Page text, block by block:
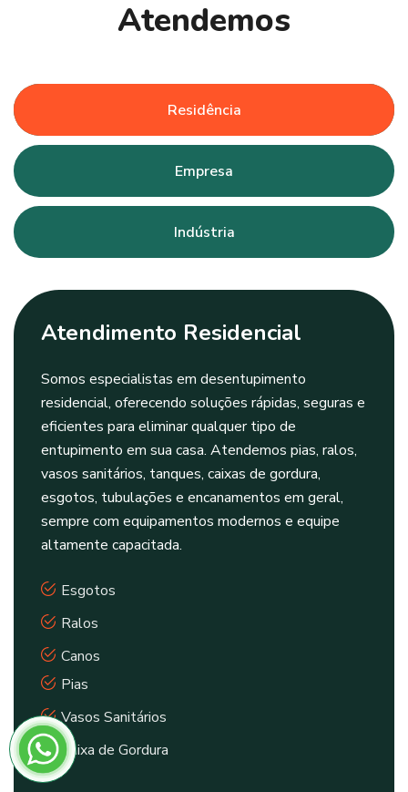
Atendemos
Residência
Empresa
Indústria
Atendimento Residencial
Somos especialistas em desentupimento
residencial, oferecendo soluções rápidas, seguras e
eficientes para eliminar qualquer tipo de
entupimento em sua casa. Atendemos pias, ralos,
vasos sanitários, tanques, caixas de gordura,
esgotos, tubulações e encanamentos em geral,
sempre com equipamentos modernos e equipe
altamente capacitada.
Esgotos
Ralos
Canos
Pias
Vasos Sanitários
Caixa de Gordura